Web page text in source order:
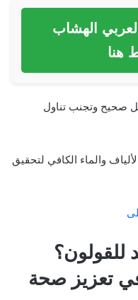
الهشاب
هنا
صحيح وتجنب تناول
والماء الكافي لتحقيق
للقولون؟
تعزيز صحة